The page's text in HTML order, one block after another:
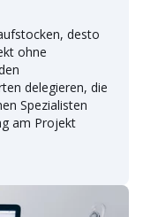
desto
ohne
delegieren, die
Spezialisten
am Projekt